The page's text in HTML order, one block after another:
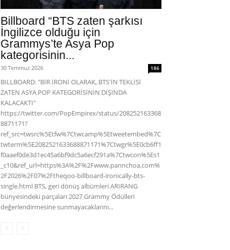
Billboard “BTS zaten şarkısı
İngilizce olduğu için
Grammys’te Asya Pop
kategorisinin...
30 Temmuz 2026 186
BILLBOARD: "BİR İRONİ OLARAK, BTS'İN TEKLİSİ
ZATEN ASYA POP KATEGORİSİNİN DIŞINDA
KALACAKTI"
https://twitter.com/PopEmpirex/status/208252163368
8871171?
ref_src=twsrc%5Etfw%7Ctwcamp%5Etweetembed%7C
twterm%5E2082521633688871171%7Ctwgr%5E0cb6ff1
f0aaef0de3d1ec45a6bf9dc5a6ecf291a%7Ctwcon%5Es1
_c10&ref_url=https%3A%2F%2Fwww.pannchoa.com%
2F2026%2F07%2Ftheqoo-billboard-ironically-bts-
single.html BTS, geri dönüş albümleri ARIRANG
bünyesindeki parçaları 2027 Grammy Ödülleri
değerlendirmesine sunmayacaklarını...